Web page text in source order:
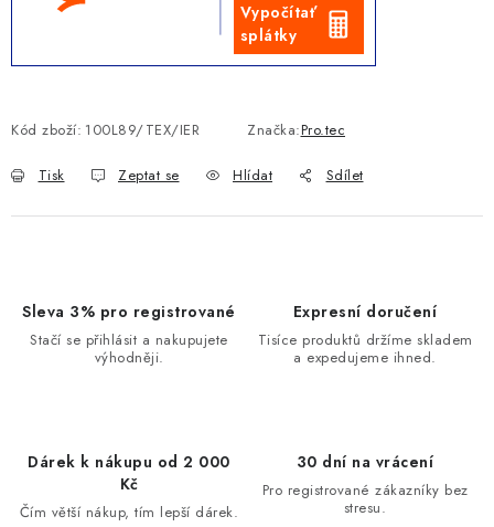
Vypočítať
splátky
Kód zboží: 100L89/TEX/IER Značka:Pro.tec
Tisk Zeptat se Hlídat Sdílet
Sleva 3% pro registrované
Stačí se přihlásit a nakupujete
výhodněji.
Expresní doručení
Tisíce produktů držíme skladem
a expedujeme ihned.
Dárek k nákupu od 2 000
Kč
Čím větší nákup, tím lepší dárek.
30 dní na vrácení
Pro registrované zákazníky bez
stresu.